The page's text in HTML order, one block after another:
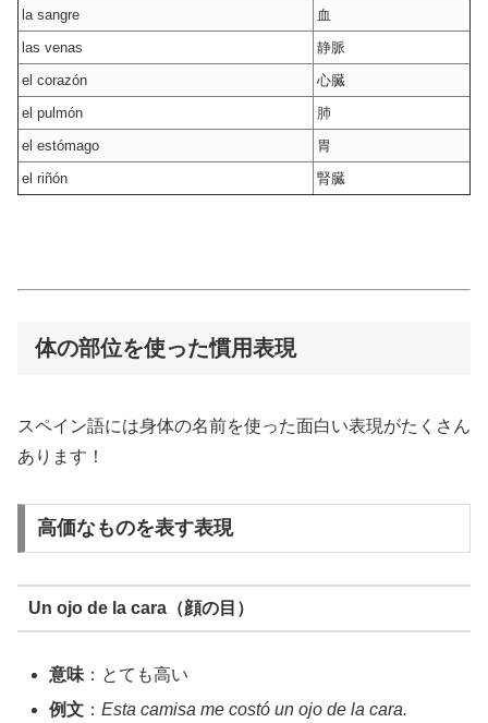
la sangre
血
las venas
静脈
el corazón
心臓
el pulmón
肺
el estómago
胃
el riñón
腎臓
体の部位を使った慣用表現
スペイン語には身体の名前を使った面白い表現がたくさん
あります！
高価なものを表す表現
Un ojo de la cara（顔の目）
意味：とても高い
例文 ：Esta camisa me costó un ojo de la cara.